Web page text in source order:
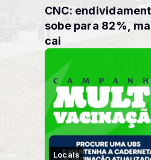
CNC:
sobe para 82%,
cai
Locais